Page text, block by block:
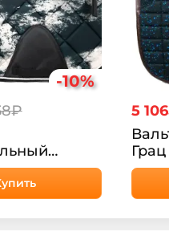
-10%
HorsePlanet
5